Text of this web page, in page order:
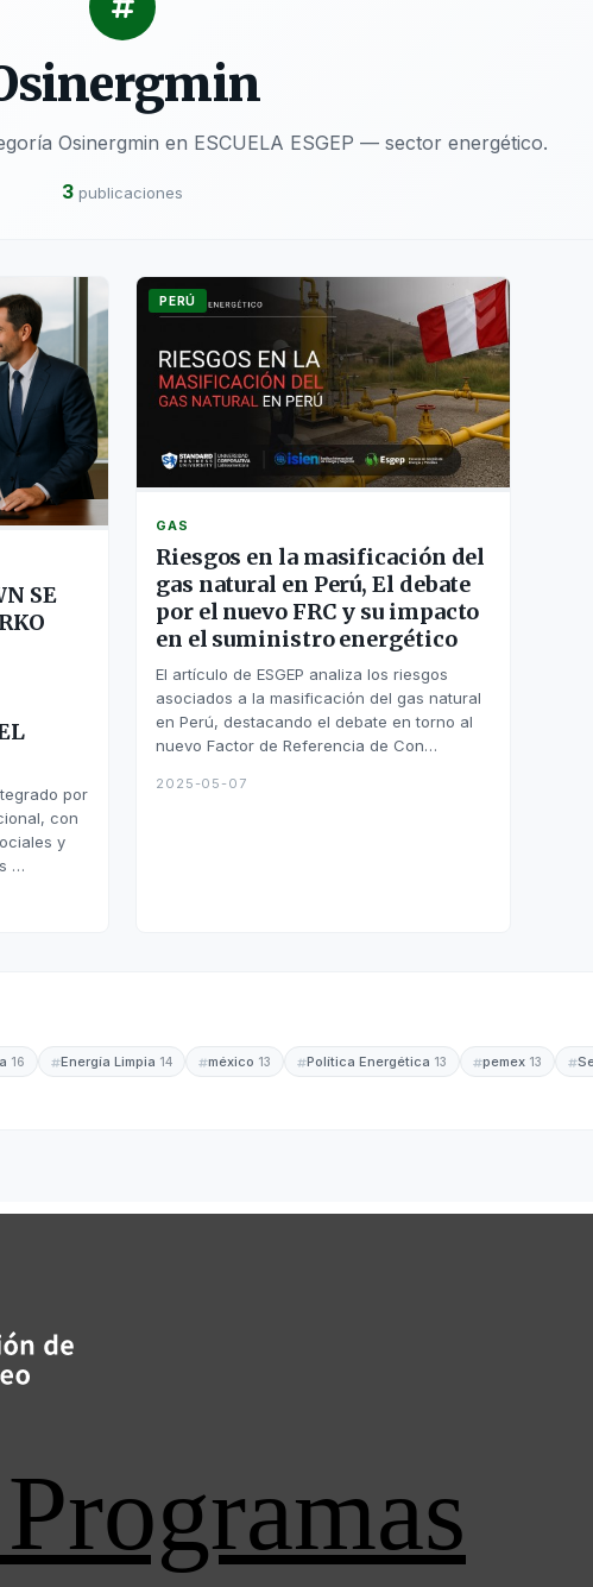
Programas
Osinergmin en ESCUELA ESGEP — sector energético.
3 publicaciones
SE
por
con
y
…
PERÚ
GAS
Riesgos en la masificación del
gas natural en Perú, El debate
por el nuevo FRC y su impacto
en el suministro energético
El artículo de ESGEP analiza los riesgos
asociados a la masificación del gas natural
en Perú, destacando el debate en torno al
nuevo Factor de Referencia de Con…
2025-05-07
16 Energía Limpia 14 méxico 13 Política Energética 13 pemex 13